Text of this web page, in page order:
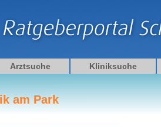
Arztsuche Kliniksuche
am Park